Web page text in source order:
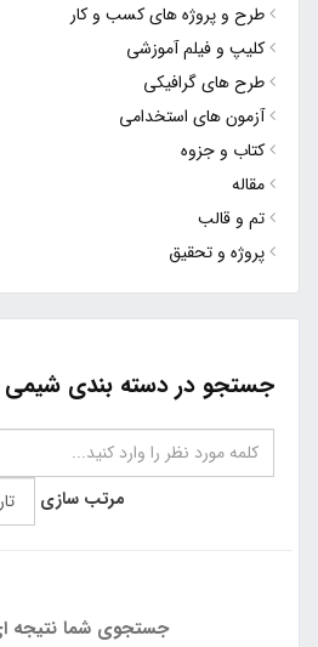
طرح و پروژه های کسب و کار
کلیپ و فیلم آموزشی
طرح های گرافیکی
آزمون های استخدامی
کتاب و جزوه
مقاله
تم و قالب
پروژه و تحقیق
جستجو در دسته بندی شیمی
مرتب سازی
جستجوی شما نتیجه